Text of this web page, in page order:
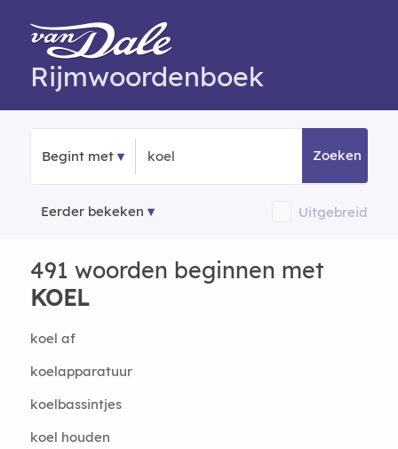
Rijmwoordenboek
Begint met Zoeken
Eerder bekeken Uitgebreid
491 woorden beginnen met
KOEL
koel af
koelapparatuur
koelbassintjes
koel houden